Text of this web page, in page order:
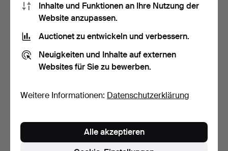
GOLFTASCHEN MIT
SCHLÄGERN, größtenteils
Do…
18 Gebote
169 USD
LAMMFELL, Shepherd of
106 USD
Inhalte und Funktionen an Ihre Nutzung der
Website anzupassen.
Auctionet zu entwickeln und verbessern.
Neuigkeiten und Inhalte auf externen
Websites für Sie zu bewerben.
Weitere Informationen: Datenschutzerklärung
Alle akzeptieren